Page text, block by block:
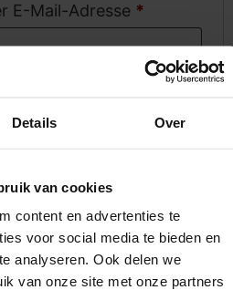
Details Over
van cookies
content en advertenties te
voor social media te bieden en
analyseren. Ook delen we
van onze site met onze partners
E-Mail-Adresse *